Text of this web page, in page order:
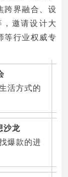
跨界融合、设
邀请设计大
等行业权威专
活方式的
沙龙
爆款的进